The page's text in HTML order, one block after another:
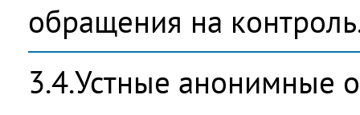
обращения на
3.4.Устные анонимные